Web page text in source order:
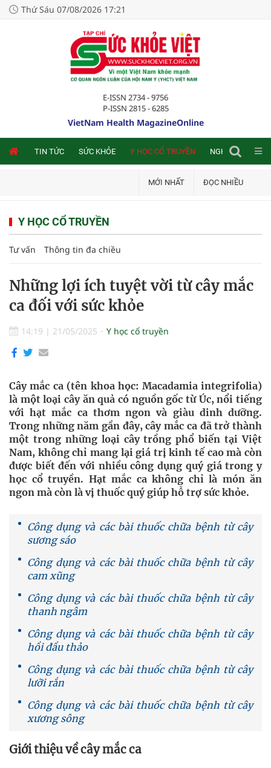
Thứ Sáu 07/08/2026 17:21
E-ISSN 2734 - 9756
P-ISSN 2815 - 6285
VietNam Health MagazineOnline
TIN TỨC SỨC KHỎE Y HỌC CỔ TRUYỀN NGHIÊN CỨU
MỚI NHẤT ĐỌC NHIỀU
Y HỌC CỔ TRUYỀN
Tư vấn Thông tin đa chiều
Những lợi ích tuyệt vời từ cây mắc
ca đối với sức khỏe
14:19 | 21/05/2025 Y học cổ truyền
Cây mắc ca (tên khoa học: Macadamia integrifolia)
là một loại cây ăn quả có nguồn gốc từ Úc, nổi tiếng
với hạt mắc ca thơm ngon và giàu dinh dưỡng.
Trong những năm gần đây, cây mắc ca đã trở thành
một trong những loại cây trồng phổ biến tại Việt
Nam, không chỉ mang lại giá trị kinh tế cao mà còn
được biết đến với nhiều công dụng quý giá trong y
học cổ truyền. Hạt mắc ca không chỉ là món ăn
ngon mà còn là vị thuốc quý giúp hỗ trợ sức khỏe.
Công dụng và các bài thuốc chữa bệnh từ cây
sương sáo
Công dụng và các bài thuốc chữa bệnh từ cây
cam xũng
Công dụng và các bài thuốc chữa bệnh từ cây
thanh ngâm
Công dụng và các bài thuốc chữa bệnh từ cây
hồi đầu thảo
Công dụng và các bài thuốc chữa bệnh từ cây
lưỡi rắn
Công dụng và các bài thuốc chữa bệnh từ cây
xương sông
Giới thiệu về cây mắc ca